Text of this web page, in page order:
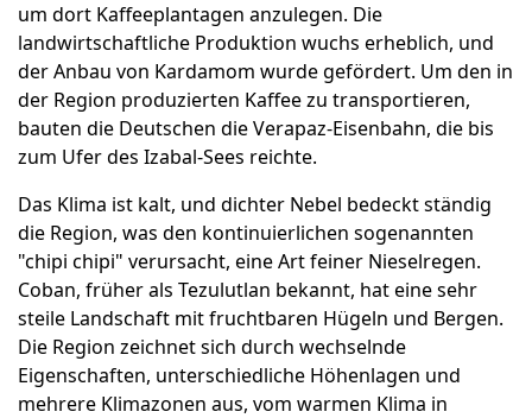
um dort Kaffeeplantagen anzulegen. Die
landwirtschaftliche Produktion wuchs erheblich, und
der Anbau von Kardamom wurde gefördert. Um den in
der Region produzierten Kaffee zu transportieren,
bauten die Deutschen die Verapaz-Eisenbahn, die bis
zum Ufer des Izabal-Sees reichte.
Das Klima ist kalt, und dichter Nebel bedeckt ständig
die Region, was den kontinuierlichen sogenannten
"chipi chipi" verursacht, eine Art feiner Nieselregen.
Coban, früher als Tezulutlan bekannt, hat eine sehr
steile Landschaft mit fruchtbaren Hügeln und Bergen.
Die Region zeichnet sich durch wechselnde
Eigenschaften, unterschiedliche Höhenlagen und
mehrere Klimazonen aus, vom warmen Klima in